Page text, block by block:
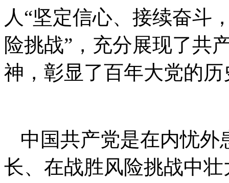
人“坚定信心、接续奋斗
险挑战”，充分展现了共
神，彰显了百年大党的
中国共产党是在内忧
长、在战胜风险挑战中